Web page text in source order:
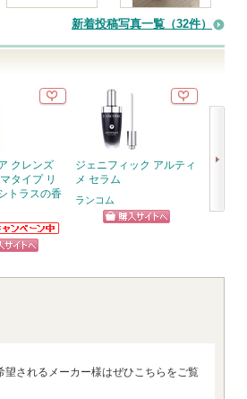
新着投稿写真一覧（32件）
クレンズ
タイプ リ
トラスの香
ニアからの
らせがあり
ジェニフィック アルティ
メ セラム
ランコム
薬用 美
HAKU
されるメーカー様はぜひこちらをご覧